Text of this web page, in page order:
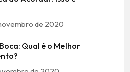
de 2020
Qual é o Melhor